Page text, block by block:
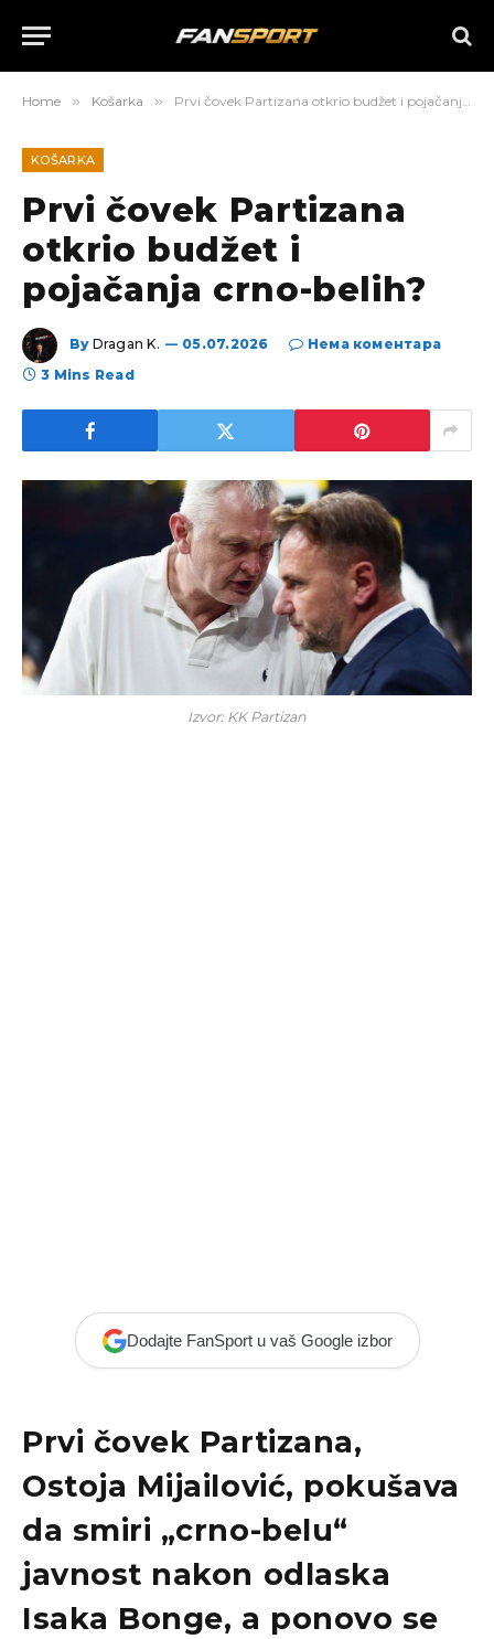
Home » Košarka » Prvi čovek Partizana otkrio budžet i pojačanja crno-belih?
KOŠARKA
Prvi čovek Partizana
otkrio budžet i
pojačanja crno-belih?
By Dragan K. 05.07.2026
Нема коментара
3 Mins Read
Izvor: KK Partizan
Dodajte FanSport u vaš Google izbor
Prvi čovek Partizana,
Ostoja Mijailović, pokušava
da smiri „crno-belu“
javnost nakon odlaska
Isaka Bonge, a ponovo se